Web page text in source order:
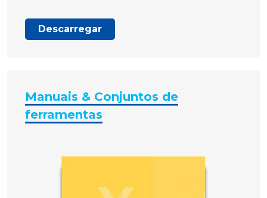
Descarregar
Manuais & Conjuntos de
ferramentas